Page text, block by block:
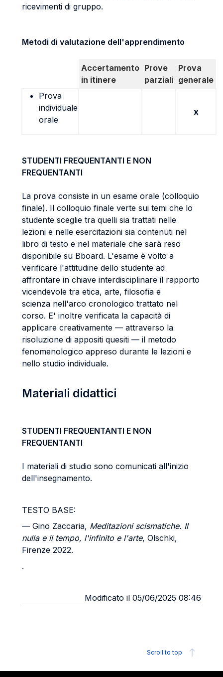
ricevimenti di gruppo.
Metodi di valutazione dell'apprendimento
Accertamento
in itinere
Prove
parziali
Prova
generale
Prova
individuale
orale
x
STUDENTI FREQUENTANTI E NON
FREQUENTANTI
La prova consiste in un esame orale (colloquio
finale). Il colloquio finale verte sui temi che lo
studente sceglie tra quelli sia trattati nelle
lezioni e nelle esercitazioni sia contenuti nel
libro di testo e nel materiale che sarà reso
disponibile su Bboard. L'esame è volto a
verificare l'attitudine dello studente ad
affrontare in chiave interdisciplinare il rapporto
vicendevole tra etica, arte, filosofia e
scienza nell'arco cronologico trattato nel
corso. E' inoltre verificata la capacità di
applicare creativamente — attraverso la
risoluzione di appositi quesiti — il metodo
fenomenologico appreso durante le lezioni e
nello studio individuale.
Materiali didattici
STUDENTI FREQUENTANTI E NON
FREQUENTANTI
I materiali di studio sono comunicati all'inizio
dell'insegnamento.
TESTO BASE:
— Gino Zaccaria, Meditazioni scismatiche. Il
nulla e il tempo, l'infinito e l'arte, Olschki,
Firenze 2022.
.
Modificato il 05/06/2025 08:46
Scroll to top